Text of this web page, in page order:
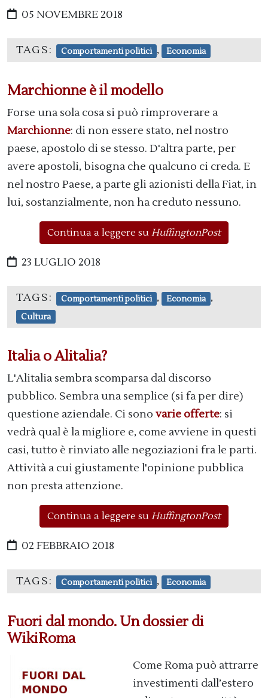
05 NOVEMBRE 2018
TAGS: Comportamenti politici , Economia
Marchionne è il modello
Forse una sola cosa si può rimproverare a
Marchionne: di non essere stato, nel nostro
paese, apostolo di se stesso. D'altra parte, per
avere apostoli, bisogna che qualcuno ci creda. E
nel nostro Paese, a parte gli azionisti della Fiat, in
lui, sostanzialmente, non ha creduto nessuno.
Continua a leggere su HuffingtonPost
23 LUGLIO 2018
TAGS: Comportamenti politici , Economia ,
Cultura
Italia o Alitalia?
L'Alitalia sembra scomparsa dal discorso
pubblico. Sembra una semplice (si fa per dire)
questione aziendale. Ci sono varie offerte: si
vedrà qual è la migliore e, come avviene in questi
casi, tutto è rinviato alle negoziazioni fra le parti.
Attività a cui giustamente l'opinione pubblica
non presta attenzione.
Continua a leggere su HuffingtonPost
02 FEBBRAIO 2018
TAGS: Comportamenti politici , Economia
Fuori dal mondo. Un dossier di
WikiRoma
Come Roma può attrarre
investimenti dall’estero